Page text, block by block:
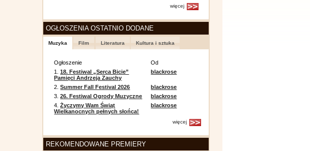
więcej
OGŁOSZENIA OSTATNIO DODANE
Muzyka Film Literatura Kultura i sztuka
Ogłoszenie
Od
1.18. Festiwal „Serca Bicie”
Pamięci Andrzeja Zauchy
blackrose
2.Summer Fall Festival 2026
blackrose
3.26. Festiwal Ogrody Muzyczne
blackrose
4.Życzymy Wam Świąt
Wielkanocnych pełnych słońca!
blackrose
więcej
REKOMENDOWANE PREMIERY